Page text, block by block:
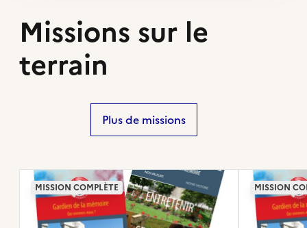
Missions sur le
terrain
Plus de missions
MISSION COMPLÈTE MISSION